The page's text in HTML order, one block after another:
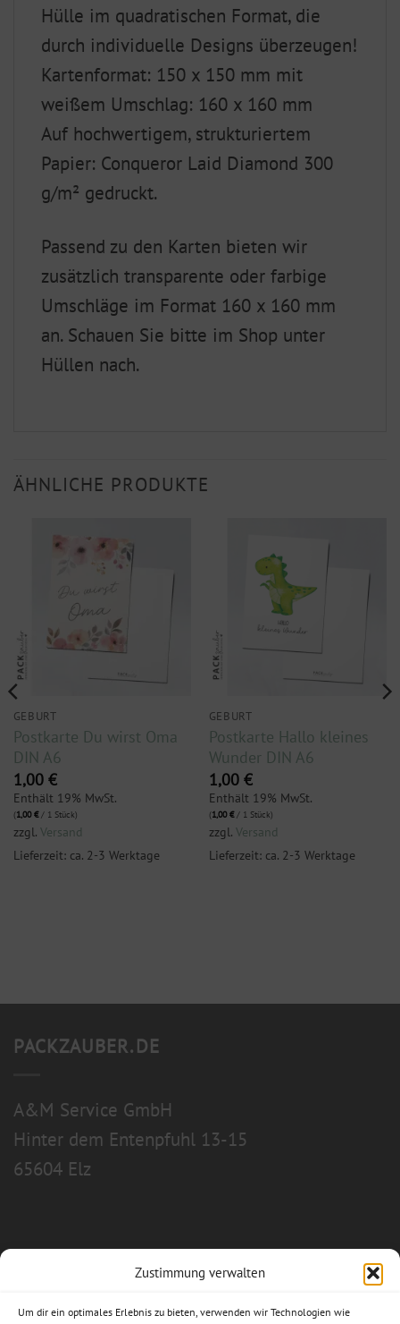
Zustimmung verwalten
Um dir ein optimales Erlebnis zu bieten, verwenden wir Technologien wie
Hülle im quadratischen Format, die
durch individuelle Designs überzeugen!
Kartenformat: 150 x 150 mm mit
weißem Umschlag: 160 x 160 mm
Auf hochwertigem, strukturiertem
Papier: Conqueror Laid Diamond 300
g/m² gedruckt.
Passend zu den Karten bieten wir
zusätzlich transparente oder farbige
Umschläge im Format 160 x 160 mm
an. Schauen Sie bitte im Shop unter
Hüllen nach.
ÄHNLICHE PRODUKTE
GEBURT
Postkarte Du wirst Oma
DIN A6
1,00 €
Enthält 19% MwSt.
(1,00€/ 1 Stück)
zzgl. Versand
Lieferzeit: ca. 2-3 Werktage
GEBURT
Postkarte Hallo kleines
Wunder DIN A6
1,00 €
Enthält 19% MwSt.
(1,00€/ 1 Stück)
zzgl. Versand
Lieferzeit: ca. 2-3 Werktage
PACKZAUBER.DE
A&M Service GmbH
Hinter dem Entenpfuhl 13-15
65604 Elz
Allgemeine Geschäftsbedingungen